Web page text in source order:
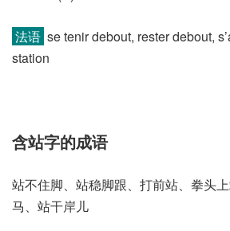
法语 se tenir debout, rester debout,
station
含站字的成语
站不住脚、站稳脚跟、打前站、拳头
马、站干岸儿